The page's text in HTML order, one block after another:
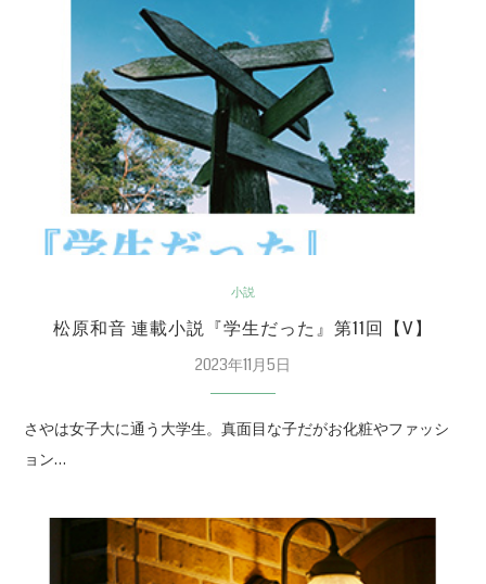
小説
松原和音 連載小説『学生だった』第11回【V】
2023年11月5日
さやは女子大に通う大学生。真面目な子だがお化粧やファッシ
ョン…